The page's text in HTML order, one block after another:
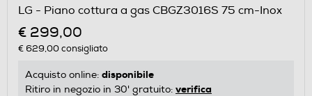
LG - Piano cottura a gas CBGZ3016S 75 cm-Inox
€ 299,00
€ 629,00consigliato
Acquisto online: disponibile
Ritiro in negozio in 30' gratuito: verifica